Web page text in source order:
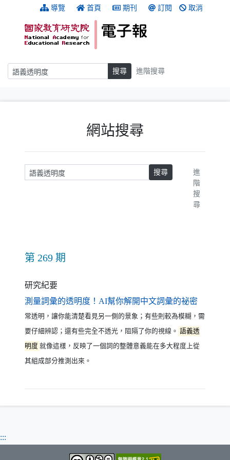
跳到主要內容 導覽 首頁 期刊 訂閱 取消
搜尋 搜尋 進階搜尋
網站搜尋
請輸入關鍵字 搜尋
進
階
搜
尋
第 269 期
研究紀要
測量詞彙的透明度！AI幫你解開中文詞彙的祕密
常透明，讓你能清楚看見另一側的景象；有些則較為模糊，需
要仔細辨認；還有些完全不透光，阻隔了你的視線。 語義透
明度 就像這樣，反映了一個詞的整體意義能在多大程度上從
其組成部分推測出來。
:::